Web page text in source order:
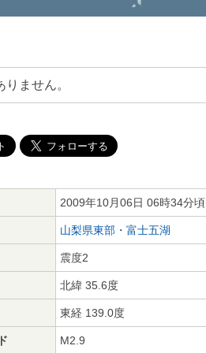
ません。
2009年10月06日 06時34分頃
山梨県東部・富士五湖
震度2
北緯 35.6度
東経 139.0度
M2.9